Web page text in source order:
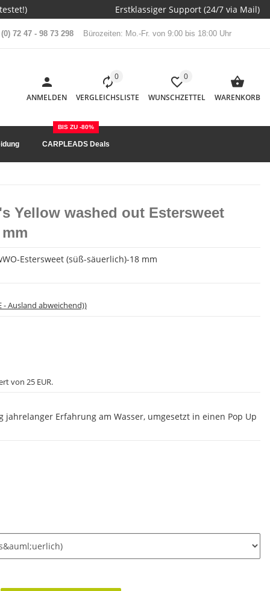
Erstklassiger Support (24/7 via Mail)
72 47 - 98 73 298 Bürozeiten: Mo.-Fr. von 9:00 bis 18:00 Uhr
ANMELDEN
0
VERGLEICHSLISTE
0
WUNSCHZETTEL WARENKORB
CARPLEADS Deals
BIS ZU -80%
Yellow washed out Estersweet
Estersweet (süß-säuerlich)-18 mm
- Ausland abweichend))
von 25 EUR.
Erfahrung am Wasser, umgesetzt in einen Pop Up